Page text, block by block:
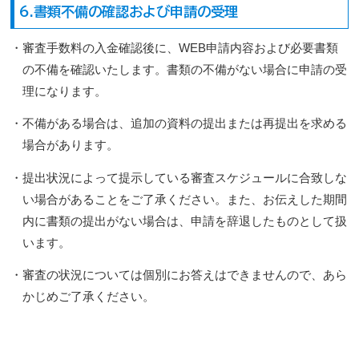
6.書類不備の確認および申請の受理
・審査手数料の入金確認後に、WEB申請内容および必要書類
の不備を確認いたします。書類の不備がない場合に申請の受
理になります。
・不備がある場合は、追加の資料の提出または再提出を求める
場合があります。
・提出状況によって提示している審査スケジュールに合致しな
い場合があることをご了承ください。また、お伝えした期間
内に書類の提出がない場合は、申請を辞退したものとして扱
います。
・審査の状況については個別にお答えはできませんので、あら
かじめご了承ください。